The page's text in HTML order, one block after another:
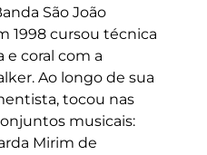
São João
1998 cursou técnica
e coral com a
Ao longo de sua
tocou nas
musicais:
Mirim de